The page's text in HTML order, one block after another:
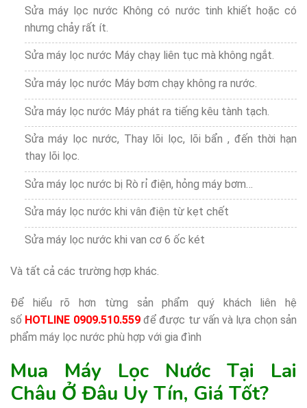
Sửa máy lọc nước Không có nước tinh khiết hoặc có
nhưng chảy rất ít.
Sửa máy lọc nước Máy chạy liên tục mà không ngắt.
Sửa máy lọc nước Máy bơm chạy không ra nước.
Sửa máy lọc nước Máy phát ra tiếng kêu tành tạch.
Sửa máy lọc nước, Thay lõi lọc, lõi bẩn , đến thời hạn
thay lõi lọc.
Sửa máy lọc nước bị Rò rỉ điện, hỏng máy bơm…
Sửa máy lọc nước khi vân điện từ kẹt chết
Sửa máy lọc nước khi van cơ 6 ốc két
Và tất cả các trường hợp khác.
Để hiểu rõ hơn từng sản phẩm quý khách liên hệ
số HOTLINE 0909.510.559để được tư vấn và lựa chọn sản
phẩm máy lọc nước phù hợp với gia đình
Mua Máy Lọc Nước Tại Lai
Châu Ở Đâu Uy Tín, Giá Tốt?